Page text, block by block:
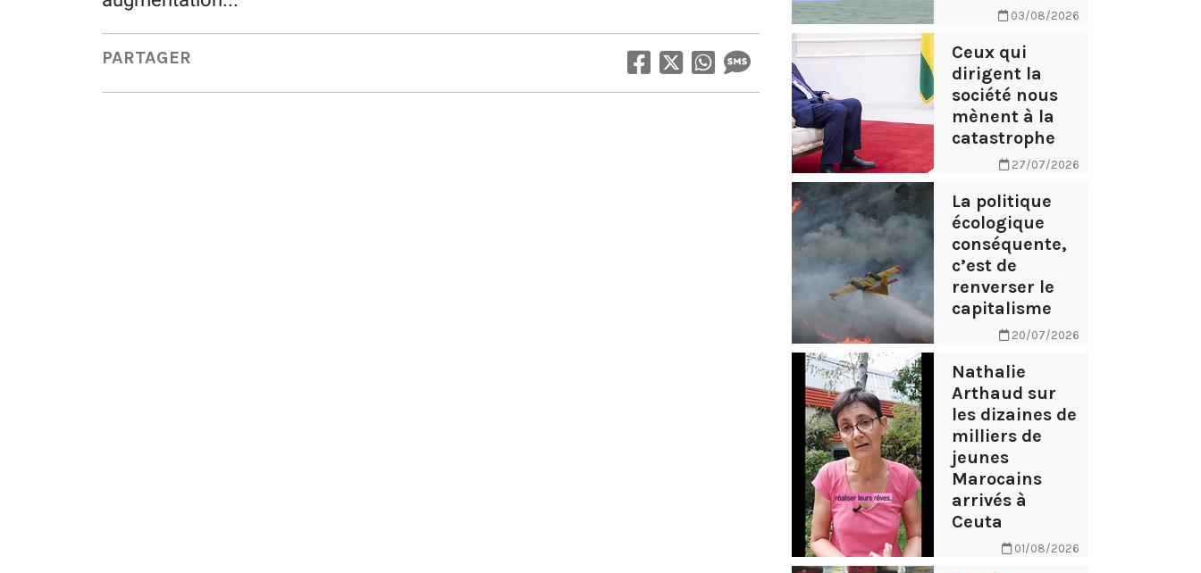
PARTAGER
03/08/2026
Ceux qui
dirigent la
société nous
mènent à la
catastrophe
27/07/2026
La politique
écologique
conséquente,
c’est de
renverser le
capitalisme
20/07/2026
Nathalie
Arthaud sur
les dizaines de
milliers de
jeunes
Marocains
arrivés à
Ceuta
01/08/2026